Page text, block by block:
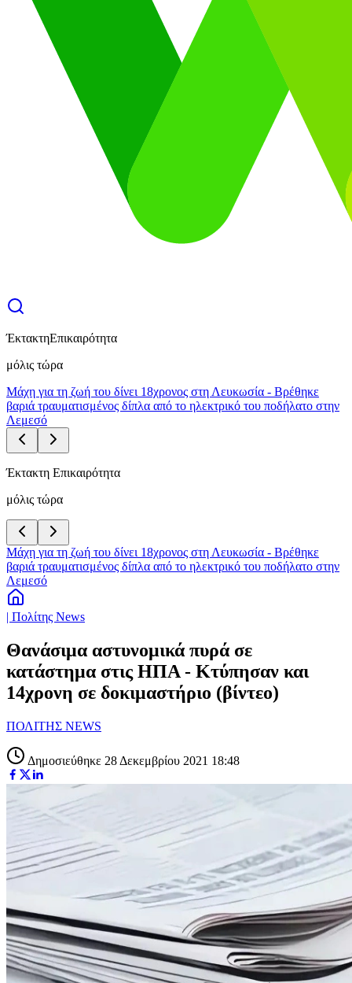
ΈκτακτηΕπικαιρότητα
μόλις τώρα
Μάχη για τη ζωή του δίνει 18χρονος στη Λευκωσία - Βρέθηκε
βαριά τραυματισμένος δίπλα από το ηλεκτρικό του ποδήλατο στην
Λεμεσό
Έκτακτη Επικαιρότητα
μόλις τώρα
Μάχη για τη ζωή του δίνει 18χρονος στη Λευκωσία - Βρέθηκε
βαριά τραυματισμένος δίπλα από το ηλεκτρικό του ποδήλατο στην
Λεμεσό
| Πολίτης News
Θανάσιμα αστυνομικά πυρά σε
κατάστημα στις ΗΠΑ - Κτύπησαν και
14χρονη σε δοκιμαστήριο (βίντεο)
ΠΟΛΙΤΗΣ NEWS
Δημοσιεύθηκε 28 Δεκεμβρίου 2021 18:48